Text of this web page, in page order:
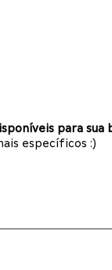
para sua
específicos :)